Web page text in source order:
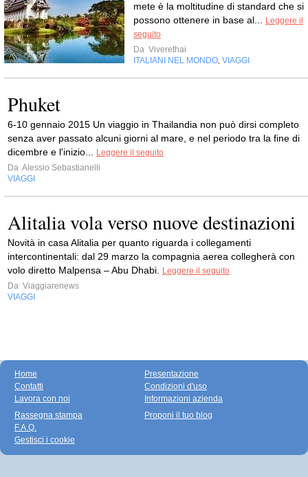
mete è la moltitudine di standard che si
possono ottenere in base al...
Leggere il
seguito
Da Viverethai
ITALIANI NEL MONDO VIAGGI
Phuket
6-10 gennaio 2015 Un viaggio in Thailandia non può dirsi completo
senza aver passato alcuni giorni al mare, e nel periodo tra la fine di
dicembre e l'inizio...
Leggere il seguito
Da Alessio Sebastianelli
VIAGGI
Alitalia vola verso nuove destinazioni
Novità in casa Alitalia per quanto riguarda i collegamenti
intercontinentali: dal 29 marzo la compagnia aerea collegherà con
volo diretto Malpensa – Abu Dhabi.
Leggere il seguito
Da Viaggiarenews
VIAGGI
Home
Contatti
Lavora con noi
Presentazione
Condizioni d'uso
Informazioni azienda
Rassegna stampa
F.A.Q.
Gestisci i cookie
Proponi il tuo blog